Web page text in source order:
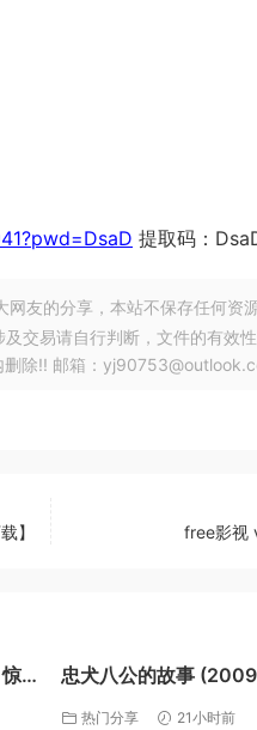
提取码：
友的分享，本站不保存任何资
交易请自行判断，文件的有效
删除!! 邮箱：
】 free影视
忠犬八公的故事
克】热门分享 21小时前